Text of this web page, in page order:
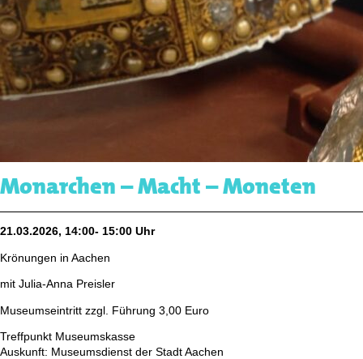
Monarchen – Macht – Moneten
21.03.2026, 14:00- 15:00 Uhr
Krönungen in Aachen
mit Julia-Anna Preisler
Museumseintritt zzgl. Führung 3,00 Euro
Treffpunkt Museumskasse
Auskunft: Museumsdienst der Stadt Aachen